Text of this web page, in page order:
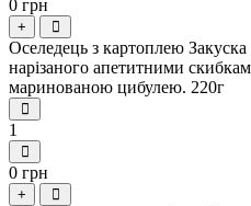
0 грн
+
Оселедець з картоплею Закуска
нарізаного апетитними
маринованою цибулею. 220г
1
0 грн
+